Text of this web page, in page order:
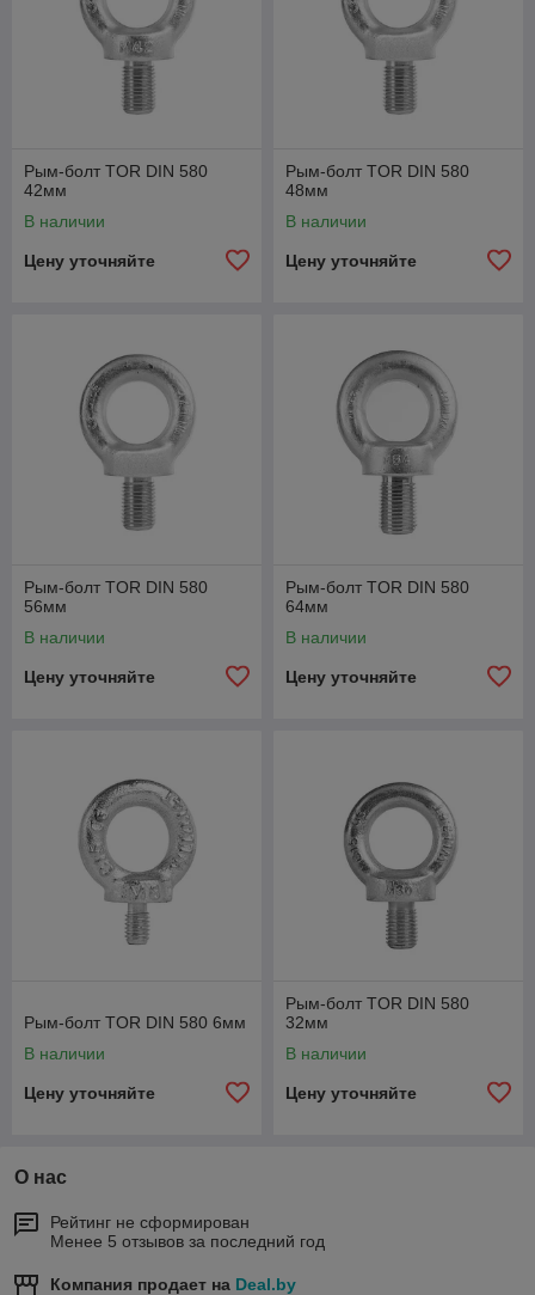
Рым-болт TOR DIN 580
42мм
В наличии
Цену уточняйте
Рым-болт TOR DIN 580
48мм
В наличии
Цену уточняйте
Рым-болт TOR DIN 580
56мм
В наличии
Цену уточняйте
Рым-болт TOR DIN 580
64мм
В наличии
Цену уточняйте
Рым-болт TOR DIN 580 6мм
В наличии
Цену уточняйте
Рым-болт TOR DIN 580
32мм
В наличии
Цену уточняйте
О нас
Рейтинг не сформирован
Менее 5 отзывов за последний год
Компания продает на Deal.by